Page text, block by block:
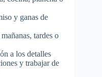
y ganas de
tardes o
a los detalles
y trabajar de